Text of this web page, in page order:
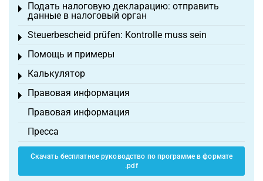
Подать налоговую декларацию: отправить
данные в налоговый орган
Toggle menu
Steuerbescheid prüfen: Kontrolle muss sein
Toggle menu
Помощь и примеры
Toggle menu
Калькулятор
Toggle menu
Правовая информация
Toggle menu
Правовая информация
Пресса
Скачать бесплатное руководство по программе в формате
.pdf